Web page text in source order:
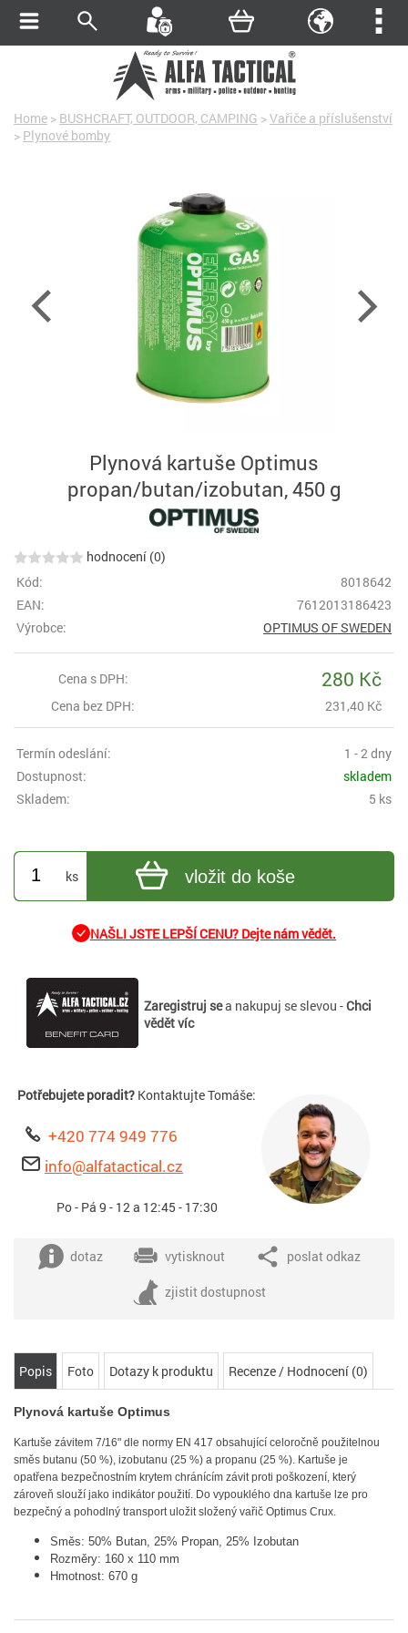
Home > BUSHCRAFT, OUTDOOR, CAMPING >Vařiče a příslušenství
> Plynové bomby
Plynová kartuše Optimus
propan/butan/izobutan, 450 g
hodnocení (0)
Kód:
8018642
EAN:
7612013186423
Výrobce:
OPTIMUS OF SWEDEN
Cena s DPH: 280 Kč
Cena bez DPH: 231,40 Kč
Termín odeslání:
1 - 2 dny
Dostupnost:
skladem
Skladem:
5 ks
ks vložit do koše
NAŠLI JSTE LEPŠÍ CENU? Dejte nám vědět.
Zaregistruj sea nakupuj se slevou -Chci
vědět víc
Potřebujete poradit? Kontaktujte Tomáše:
+420 774 949 776
info@alfatactical.cz
Po - Pá 9 - 12 a 12:45 - 17:30
dotaz vytisknout poslat odkaz
zjistit dostupnost
Popis Foto Dotazy k produktu Recenze / Hodnocení (0)
Plynová kartuše Optimus
Kartuše závitem 7/16" dle normy EN 417 obsahující celoročně použitelnou
směs butanu (50 %), izobutanu (25 %) a propanu (25 %). Kartuše je
opatřena bezpečnostním krytem chránícím závit proti poškození, který
zároveň slouží jako indikátor použití. Do vypouklého dna kartuše lze pro
bezpečný a pohodlný transport uložit složený vařič Optimus Crux.
Směs: 50% Butan, 25% Propan, 25% Izobutan
Rozměry: 160 x 110 mm
Hmotnost: 670 g